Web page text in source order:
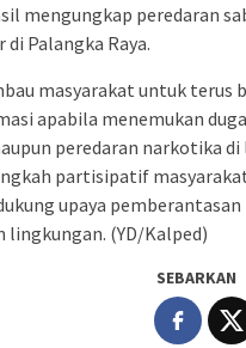
mengungkap peredaran
Palangka Raya.
masyarakat untuk terus
apabila menemukan
peredaran narkotika
partisipatif
upaya pemberantasan
lingkungan. (YD/Kalped)
SEBARKAN